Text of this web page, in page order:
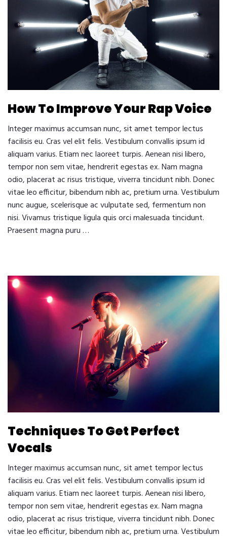
How To Improve Your Rap Voice
Integer maximus accumsan nunc, sit amet tempor lectus
facilisis eu. Cras vel elit felis. Vestibulum convallis ipsum id
aliquam varius. Etiam nec laoreet turpis. Aenean nisi libero,
tempor non sem vitae, hendrerit egestas ex. Nam magna
odio, placerat ac risus tristique, viverra tincidunt nibh. Donec
vitae leo efficitur, bibendum nibh ac, pretium urna. Vestibulum
nunc augue, scelerisque ac vulputate sed, fermentum non
nisi. Vivamus tristique ligula quis orci malesuada tincidunt.
Praesent magna puru …
Techniques To Get Perfect
Vocals
Integer maximus accumsan nunc, sit amet tempor lectus
facilisis eu. Cras vel elit felis. Vestibulum convallis ipsum id
aliquam varius. Etiam nec laoreet turpis. Aenean nisi libero,
tempor non sem vitae, hendrerit egestas ex. Nam magna
odio, placerat ac risus tristique, viverra tincidunt nibh. Donec
vitae leo efficitur, bibendum nibh ac, pretium urna. Vestibulum